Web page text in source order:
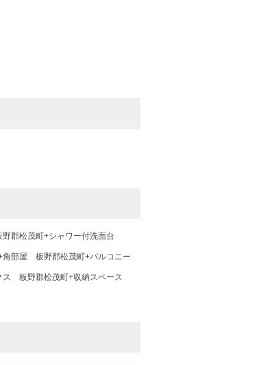
野郡松茂町+シャワー付洗面台
角部屋 板野郡松茂町+バルコニー
ス 板野郡松茂町+収納スペース